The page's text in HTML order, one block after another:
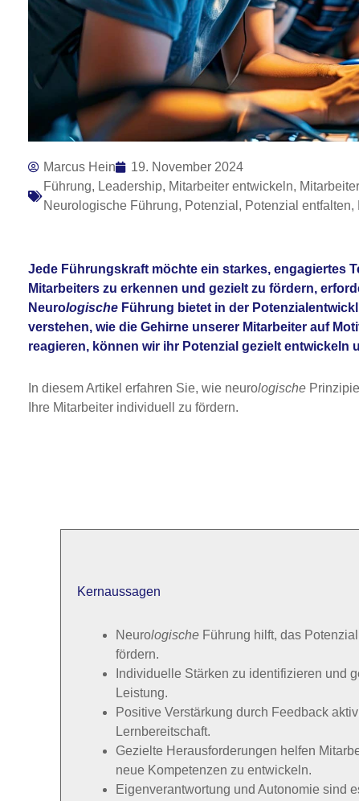
Marcus Hein
19. November 2024
Führung, Leadership, Mitarbeiter entwickeln,
Neurologische Führung, Potenzial , Potenzial entfalten,
Jede Führungskraft möchte ein starkes, engagiertes
Mitarbeiters zu erkennen und gezielt zu fördern,
Neurologische Führung bietet in der
verstehen, wie die Gehirne unserer Mitarbeiter auf
reagieren, können wir ihr Potenzial gezielt entwickeln
In diesem Artikel erfahren Sie, wie neurologische
Ihre Mitarbeiter individuell zu fördern.
Kernaussagen
NeurologischeFührung hilft, das
fördern.
Individuelle Stärken zu identifizieren und
Leistung.
Positive Verstärkung durch Feedback
Lernbereitschaft.
Gezielte Herausforderungen helfen
neue Kompetenzen zu entwickeln.
Eigenverantwortung und Autonomie sind